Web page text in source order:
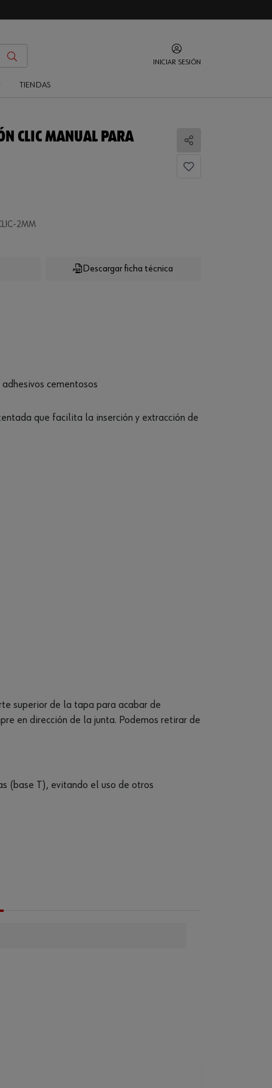
INICIAR SESIÓN
TIENDAS
CLIC MANUAL PARA
Compartir
2MM
Descargar ficha técnica
cementosos
que facilita la inserción y extracción de
superior de la tapa para acabar de
en dirección de la junta. Podemos retirar de
(base T), evitando el uso de otros